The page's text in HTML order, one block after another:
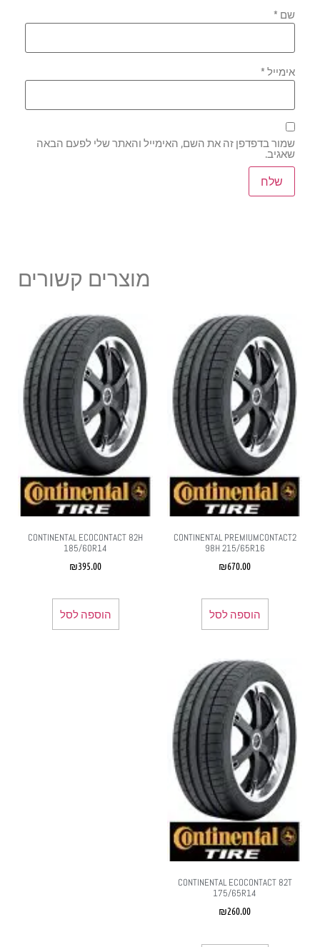
שם*
אימייל*
שמור בדפדפן זה את השם, האימייל והאתר שלי לפעם הבאה
שאגיב.
מוצרים קשורים
CONTINENTAL PREMIUMCONTACT2
98H 215/65R16
₪670.00
הוספה לסל
CONTINENTAL ECOCONTACT 82H
185/60R14
₪395.00
הוספה לסל
CONTINENTAL ECOCONTACT 82T
175/65R14
₪260.00